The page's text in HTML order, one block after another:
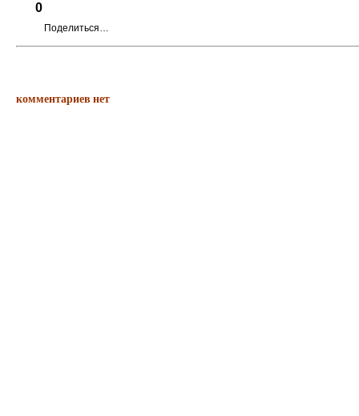
0
Поделиться…
комментариев нет